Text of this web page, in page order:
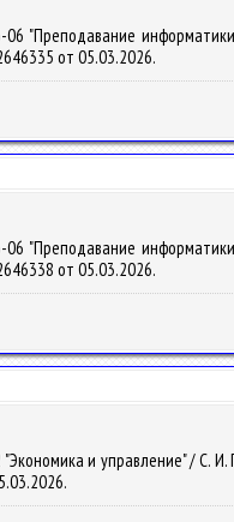
"Преподавание
от 05.03.2026.
"Преподавание
от 05.03.2026.
и управление" / С. И.